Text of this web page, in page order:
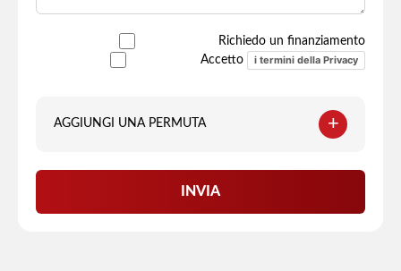
Richiedo un finanziamento
Accetto
i termini della Privacy
AGGIUNGI UNA PERMUTA +
INVIA